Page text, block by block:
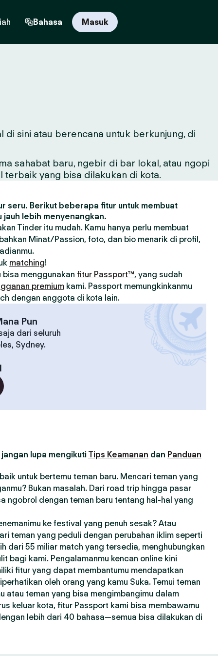
Bahasa Masuk
di sini atau berencana untuk berkunjung, di
sahabat baru, ngebir di bar lokal, atau ngopi
terbaik yang bisa dilakukan di kota.
seru. Berikut beberapa fitur untuk membuat
jauh lebih menyenangkan.
Tinder itu mudah. Kamu hanya perlu membuat
Minat/Passion, foto, dan bio menarik di profil,
matching!
bisa menggunakan fitur Passport™, yang sudah
premium kami. Passport memungkinkanmu
dengan anggota di kota lain.
Pun
dari seluruh
Sydney.
lupa mengikuti Tips Keamanan dan Panduan
untuk bertemu teman baru. Mencari teman yang
Bukan masalah. Dari road trip hingga pasar
ngobrol dengan teman baru tentang hal-hal yang
ke festival yang penuh sesak? Atau
teman yang peduli dengan perubahan iklim seperti
dari 55 miliar match yang tersedia, menghubungkan
bagi kami. Pengalamanmu kencan online kini
fitur yang dapat membantumu mendapatkan
oleh orang yang kamu Suka. Temui teman
atau teman yang bisa mengimbangimu dalam
keluar kota, fitur Passport kami bisa membawamu
lebih dari 40 bahasa—semua bisa dilakukan di